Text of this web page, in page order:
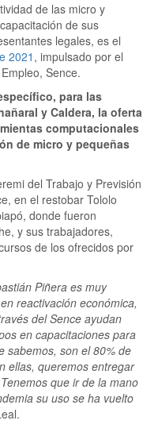
de las micro y
de sus
legales, es el
2021, impulsado por el
Sence.
para las
y Caldera, la oferta
computacionales
de micro y pequeñas
del Trabajo y Previsión
en el restobar Tololo
donde fueron
y sus trabajadores,
de los ofrecidos por
Piñera es muy
reactivación económica,
del Sence ayudan
en capacitaciones para
sabemos, son el 80% de
ellas, queremos entregar
que ir de la mano
su uso se ha vuelto